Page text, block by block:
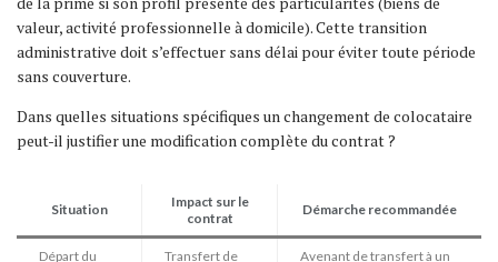
valeur, activité professionnelle à domicile). Cette transition
administrative doit s’effectuer sans délai pour éviter toute période
sans couverture.
Dans quelles situations spécifiques un changement de colocataire
peut-il justifier une modification complète du contrat ?
Situation
Impact sur le
contrat
Démarche recommandée
Départ du
Transfert de
Avenant de transfert à un